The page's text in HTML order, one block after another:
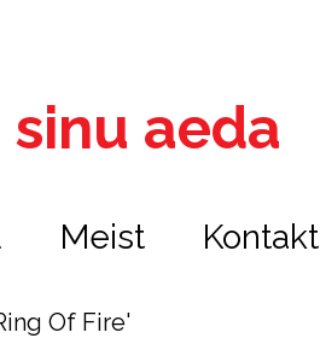
aeda
Meist Kontakt
Of Fire'